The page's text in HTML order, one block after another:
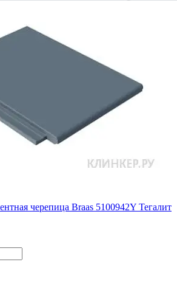
черепица Braas 5100942Y Тегалит